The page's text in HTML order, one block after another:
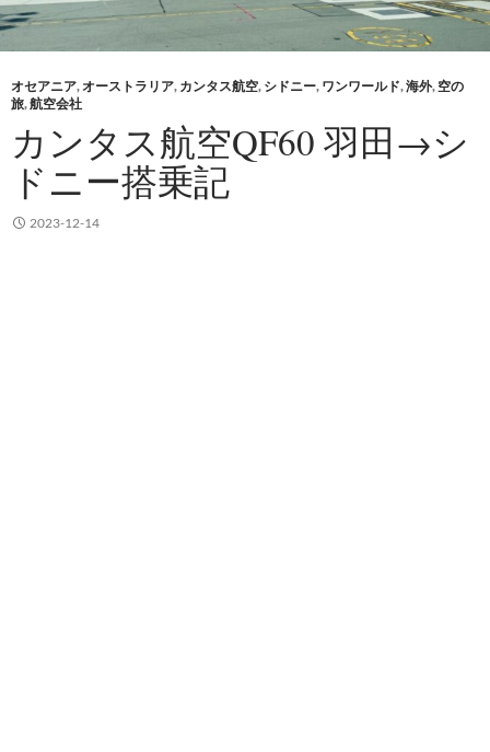
オセアニア,オーストラリア, カンタス航空, シドニー, ワンワールド,海外, 空の
旅,航空会社
カンタス航空QF60 羽田→シ
ドニー搭乗記
2023-12-14